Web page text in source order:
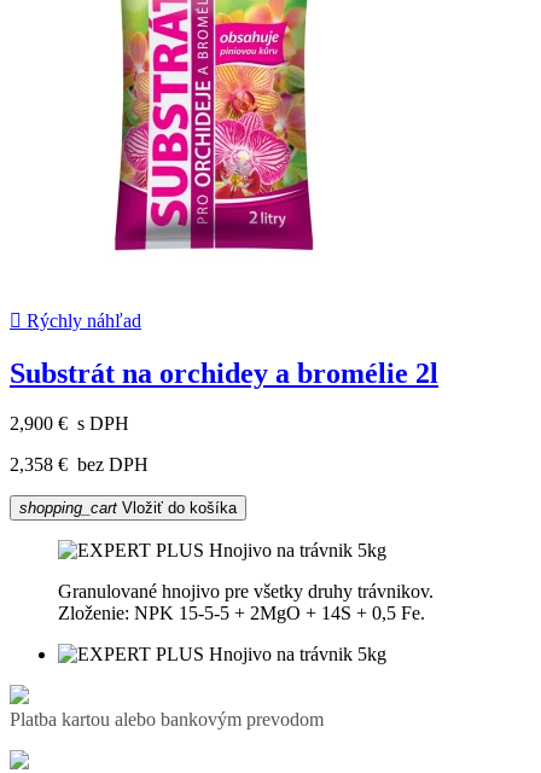
 Rýchly náhľad
Substrát na orchidey a bromélie 2l
2,900 € s DPH
2,358 € bez DPH
shopping_cart Vložiť do košíka
Granulované hnojivo pre všetky druhy trávnikov.
Zloženie: NPK 15-5-5 + 2MgO + 14S + 0,5 Fe.
Platba kartou alebo bankovým prevodom